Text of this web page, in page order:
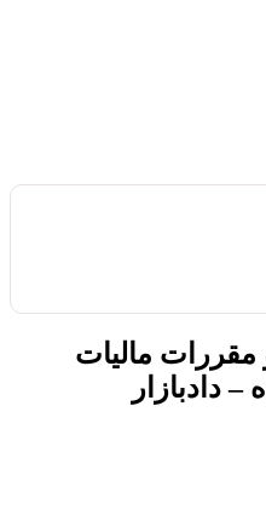
مالیات
دادبازار